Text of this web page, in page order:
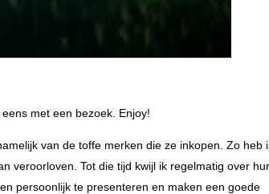
met een bezoek. Enjoy!
van de toffe merken die ze inkopen. Zo heb
veroorloven. Tot die tijd kwijl ik regelmatig over
persoonlijk te presenteren en maken een goede